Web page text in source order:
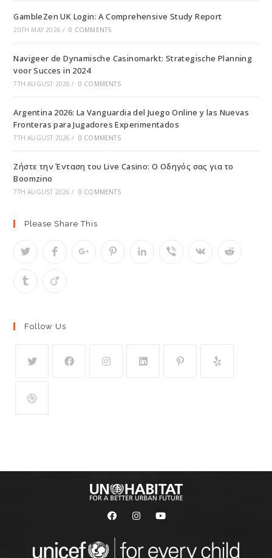
GambleZen UK Login: A Comprehensive Study Report
20TH MAY 2026 / 0 COMMENTS
Navigeer de Dynamische Casinomarkt: Strategische Planning
voor Succes in 2024
7TH AUGUST 2026 / 0 COMMENTS
Argentina 2026: La Vanguardia del Juego Online y las Nuevas
Fronteras para Jugadores Experimentados
7TH AUGUST 2026 / 0 COMMENTS
Ζήστε την Ένταση του Live Casino: Ο Οδηγός σας για το
Boomzino
7TH AUGUST 2026 / 0 COMMENTS
Please Share This
Follow Us